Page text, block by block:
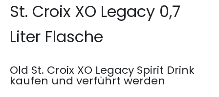
St. Croix XO Legacy 0,7
Liter Flasche
Old St. Croix XO Legacy Spirit Drink
kaufen und verführt werden